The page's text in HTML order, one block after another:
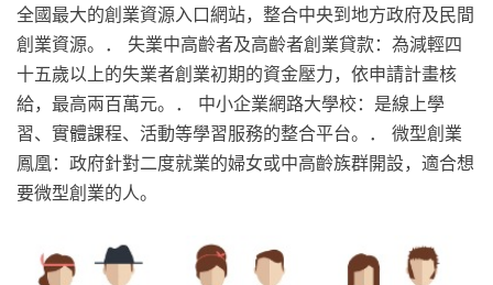
全國最大的創業資源入口網站，整合中央到地方政府及民間
創業資源。． 失業中高齡者及高齡者創業貸款：為減輕四
十五歲以上的失業者創業初期的資金壓力，依申請計畫核
給，最高兩百萬元。． 中小企業網路大學校：是線上學
習、實體課程、活動等學習服務的整合平台。． 微型創業
鳳凰：政府針對二度就業的婦女或中高齡族群開設，適合想
要微型創業的人。